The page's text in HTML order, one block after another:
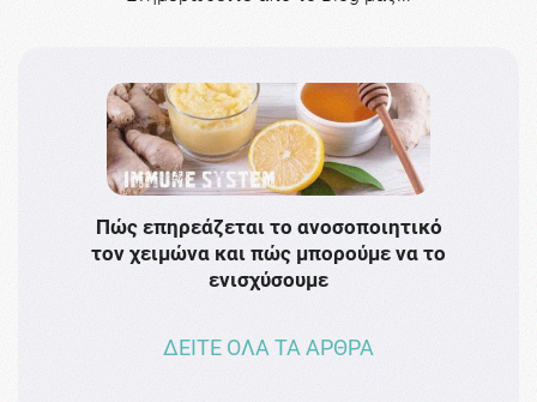
Πώς επηρεάζεται το ανοσοποιητικό
τον χειμώνα και πώς μπορούμε να το
ενισχύσουμε
ΔΕΙΤΕ ΟΛΑ ΤΑ ΑΡΘΡΑ